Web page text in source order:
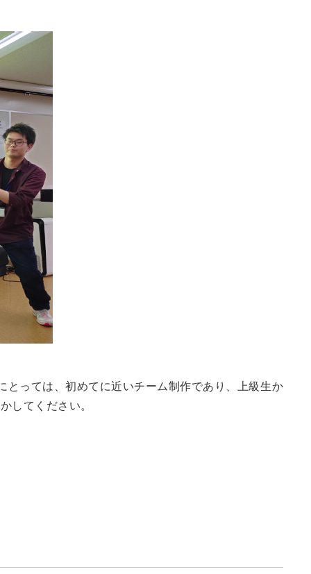
っては、初めてに近いチーム制作であり、上級生か
してください。